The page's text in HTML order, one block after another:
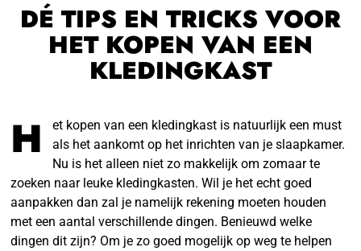
DÉ TIPS EN TRICKS VOOR
HET KOPEN VAN EEN
KLEDINGKAST
H
et kopen van een kledingkast is natuurlijk een must
als het aankomt op het inrichten van je slaapkamer.
Nu is het alleen niet zo makkelijk om zomaar te
zoeken naar leuke kledingkasten. Wil je het echt goed
aanpakken dan zal je namelijk rekening moeten houden
met een aantal verschillende dingen. Benieuwd welke
dingen dit zijn? Om je zo goed mogelijk op weg te helpen